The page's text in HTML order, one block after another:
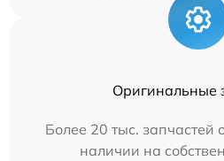
Оригинальные
Более 20 тыс. запчастей
наличии на